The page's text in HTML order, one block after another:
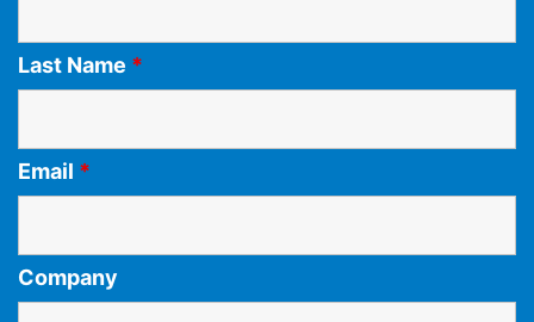
Last Name *
Email *
Company